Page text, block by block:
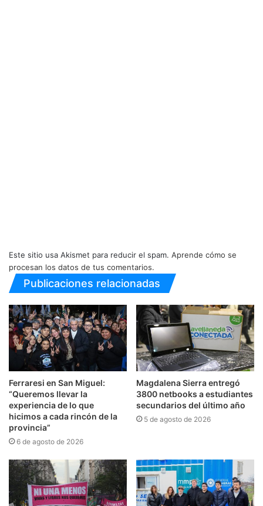
Este sitio usa Akismet para reducir el spam. Aprende cómo se
procesan los datos de tus comentarios.
Publicaciones relacionadas
Ferraresi en San Miguel:
“Queremos llevar la
experiencia de lo que
hicimos a cada rincón de la
provincia”
6 de agosto de 2026
Magdalena Sierra entregó
3800 netbooks a estudiantes
secundarios del último año
5 de agosto de 2026